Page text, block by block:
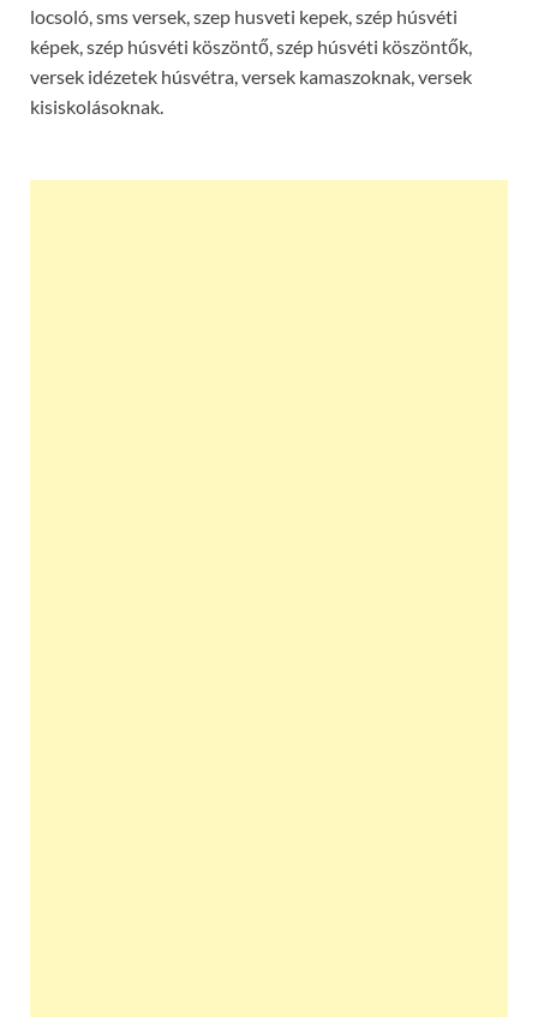
locsoló, sms versek, szep husveti kepek, szép húsvéti
képek, szép húsvéti köszöntő, szép húsvéti köszöntők,
versek idézetek húsvétra, versek kamaszoknak, versek
kisiskolásoknak.